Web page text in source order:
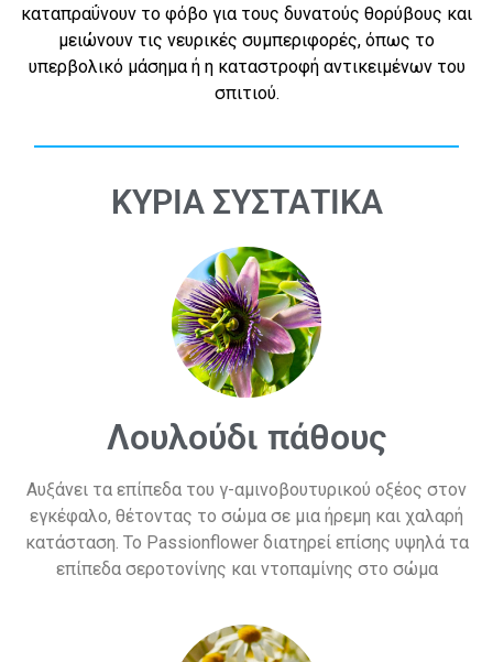
καταπραΰνουν το φόβο για τους δυνατούς θορύβους και
μειώνουν τις νευρικές συμπεριφορές, όπως το
υπερβολικό μάσημα ή η καταστροφή αντικειμένων του
σπιτιού.
ΚΥΡΙΑ ΣΥΣΤΑΤΙΚΑ
Λουλούδι πάθους
Αυξάνει τα επίπεδα του γ-αμινοβουτυρικού οξέος στον
εγκέφαλο, θέτοντας το σώμα σε μια ήρεμη και χαλαρή
κατάσταση. Το Passionflower διατηρεί επίσης υψηλά τα
επίπεδα σεροτονίνης και ντοπαμίνης στο σώμα